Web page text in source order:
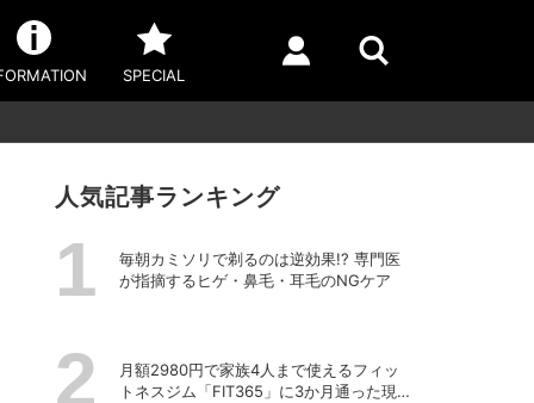
SPECIAL
人気記事ランキング
毎朝カミソリで剃るのは逆効果!? 専門医
が指摘するヒゲ・鼻毛・耳毛のNGケア
月額2980円で家族4人まで使えるフィッ
トネスジム「FIT365」に3か月通った現在